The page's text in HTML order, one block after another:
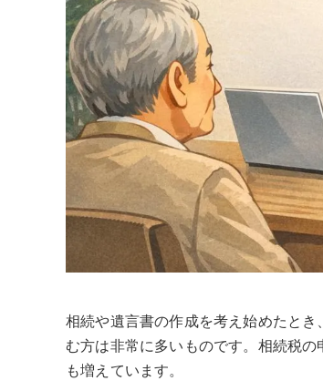
相続や遺言書の作成を考え始めたとき
む方は非常に多いものです。相続税
も増えています。